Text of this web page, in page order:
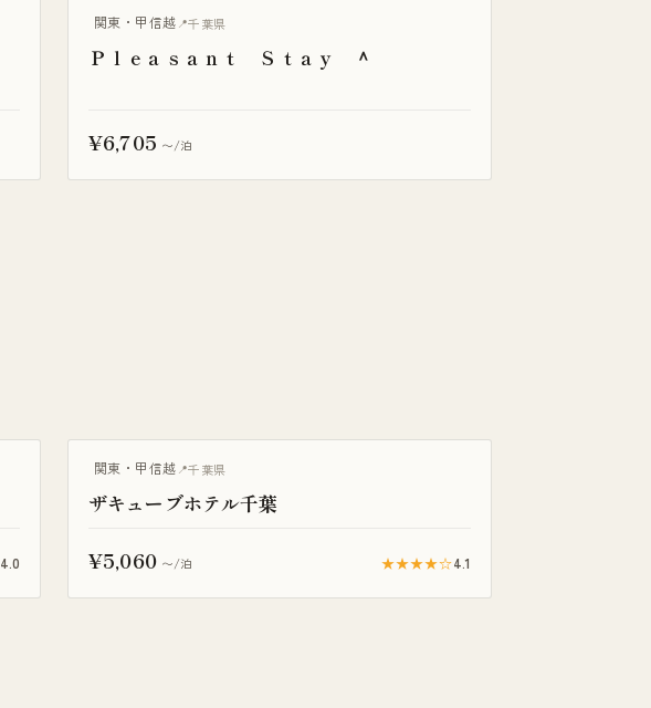
BBQ・焚き火
関東・甲信越 千葉県
Ｐｌｅａｓａｎｔ Ｓｔａｙ ＾
¥6,705 〜/泊
4.0
露天風呂付き客室
関東・甲信越 千葉県
ザキューブホテル千葉
¥5,060 〜/泊 ★★★★☆4.1